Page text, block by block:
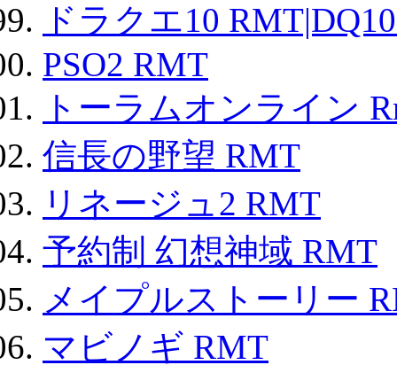
ドラクエ10
PSO2 RMT
トーラムオンライン
信長の野望 RMT
リネージュ2 RMT
予約制 幻想神域 RMT
メイプルストーリー
マビノギ RMT